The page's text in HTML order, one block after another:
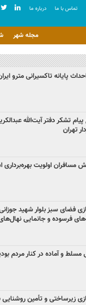
تماس با ما درباره ما
مجله شهر
پایانه تاکسیرانی مترو
پیام تشکر دفتر آیت‌الله
تهران
مسافران اولویت
فضای سبز بلوار شهید
فرسوده و جانمایی
مسلط و آماده در کنار مردم
زیرساختی و تأمین